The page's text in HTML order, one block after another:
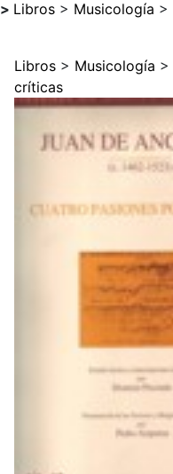
> Libros > Musicología >
Libros > Musicología >
críticas